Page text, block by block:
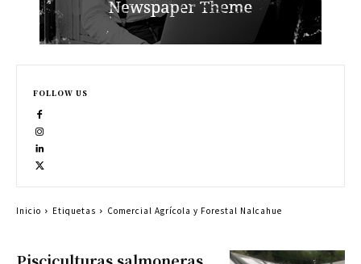
FOLLOW US
Inicio Etiquetas Comercial Agrícola y Forestal Nalcahue